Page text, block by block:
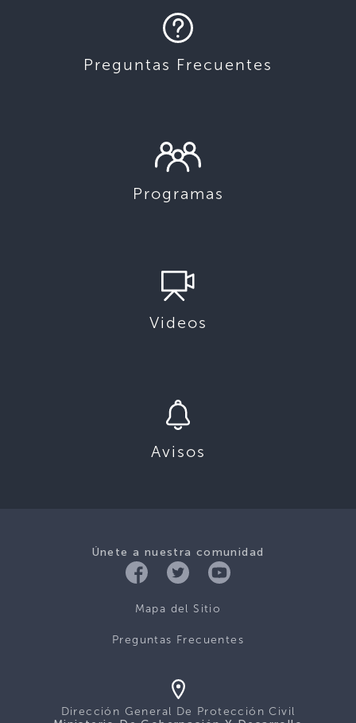
Preguntas Frecuentes
Programas
Videos
Avisos
Únete a nuestra comunidad
Mapa del Sitio
Preguntas Frecuentes
Dirección General De Protección Civil